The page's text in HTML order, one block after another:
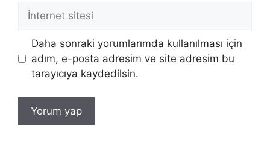
İnternet
Daha sonraki yorumlarımda kullanılması için
adım, e-posta adresim ve site adresim bu
tarayıcıya kaydedilsin.